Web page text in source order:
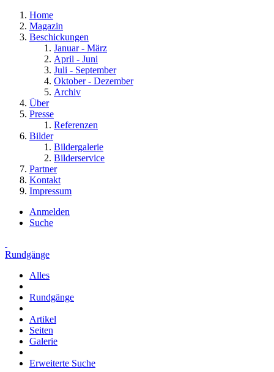
Home
Magazin
Beschickungen
Januar - März
April - Juni
Juli - September
Oktober - Dezember
Archiv
Über
Presse
Referenzen
Bilder
Bildergalerie
Bilderservice
Partner
Kontakt
Impressum
Anmelden
Suche
Rundgänge
Alles
Rundgänge
Artikel
Seiten
Galerie
Erweiterte Suche